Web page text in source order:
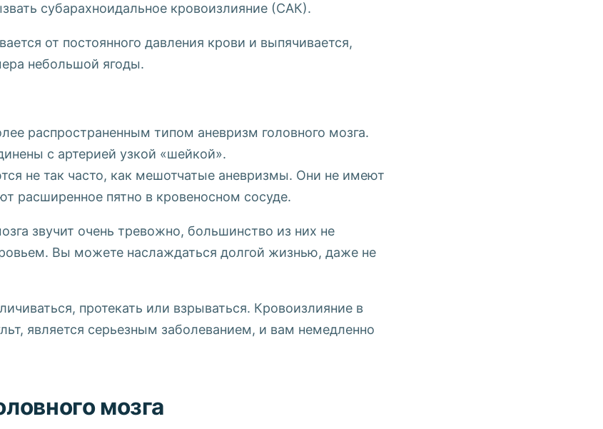
субарахноидальное кровоизлияние (САК).
от постоянного давления крови и выпячивается,
небольшой ягоды.
распространенным типом аневризм головного мозга.
с артерией узкой «шейкой».
не так часто, как мешотчатые аневризмы. Они не имеют
расширенное пятно в кровеносном сосуде.
звучит очень тревожно, большинство из них не
Вы можете наслаждаться долгой жизнью, даже не
протекать или взрываться. Кровоизлияние в
является серьезным заболеванием, и вам немедленно
мозга